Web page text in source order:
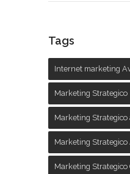
Tags
Internet marketing
Marketing Strategico
Marketing Strategico
Marketing
Marketing Strategico